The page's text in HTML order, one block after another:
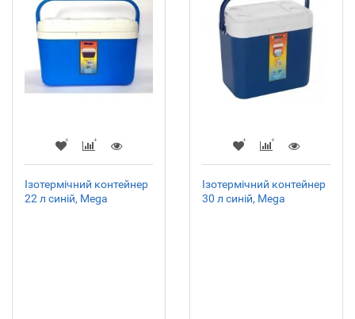
Ізотермічний контейнер
22 л синій, Mega
Ізотермічний контейнер
30 л синій, Mega